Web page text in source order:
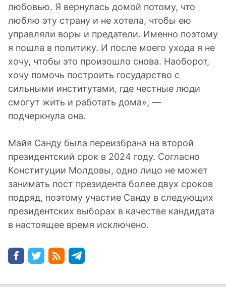
любовью. Я вернулась домой потому, что
люблю эту страну и не хотела, чтобы ею
управляли воры и предатели. Именно поэтому
я пошла в политику. И после моего ухода я не
хочу, чтобы это произошло снова. Наоборот,
хочу помочь построить государство с
сильными институтами, где честные люди
смогут жить и работать дома», —
подчеркнула она.
Майя Санду была переизбрана на второй
президентский срок в 2024 году. Согласно
Конституции Молдовы, одно лицо не может
занимать пост президента более двух сроков
подряд, поэтому участие Санду в следующих
президентских выборах в качестве кандидата
в настоящее время исключено.